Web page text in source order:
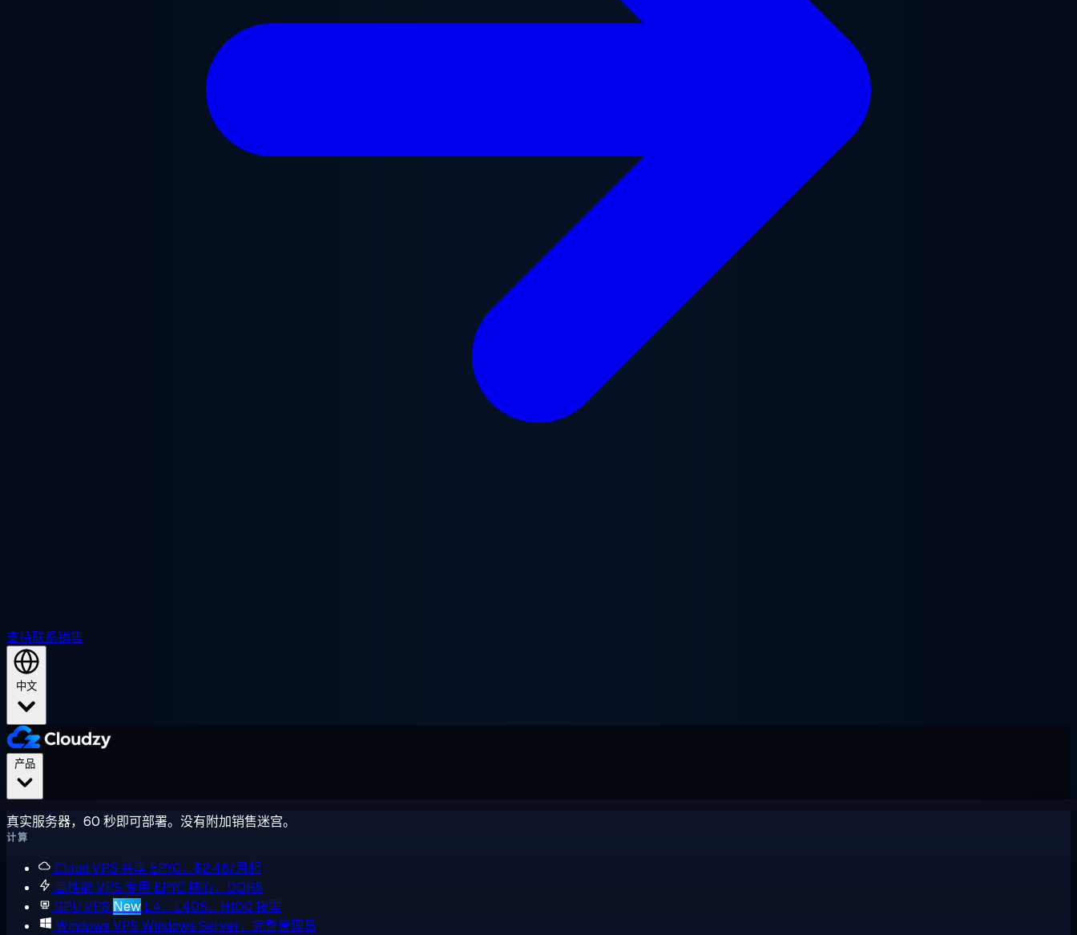
支持联系销售
中文
真实服务器，60 秒即可部署。没有附加销售迷宫。
计算
Cloud VPS 共享 EPYC，$2.48/月起
高性能 VPS 专用 EPYC 核心，DDR5
GPU VPS New L4、L40S、H100 按需
Windows VPS Windows Server，完整管理员